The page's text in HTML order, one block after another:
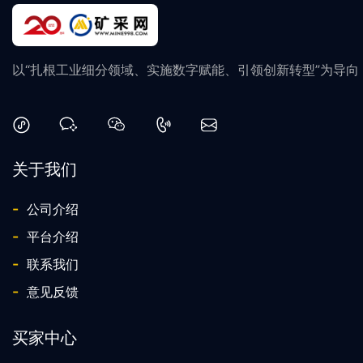
以“扎根工业细分领域、实施数字赋能、引领创新转型”为导
关于我们
- 公司介绍
- 平台介绍
- 联系我们
- 意见反馈
买家中心